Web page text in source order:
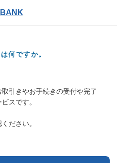
何ですか。
引きやお手続きの受付や完了
スです。
ださい。